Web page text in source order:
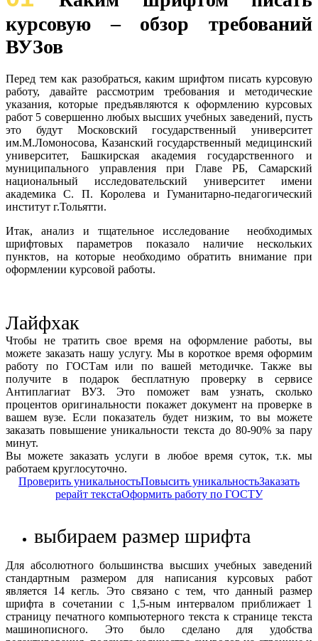
курсовую – обзор требований
ВУЗов
Перед тем как разобраться, каким шрифтом писать курсовую
работу, давайте рассмотрим требования и методические
указания, которые предъявляются к оформлению курсовых
работ 5 совершенно любых высших учебных заведений, пусть
это будут Московский государственный университет
им.М.Ломоносова, Казанский государственный медицинский
университет, Башкирская академия государственного и
муниципального управления при Главе РБ, Самарский
национальный исследовательский университет имени
академика С. П. Королева и Гуманитарно-педагогический
институт г.Тольятти.
Итак, анализ и тщательное исследование необходимых
шрифтовых параметров показало наличие нескольких
пунктов, на которые необходимо обратить внимание при
оформлении курсовой работы.
Лайфхак
Чтобы не тратить свое время на оформление работы, вы
можете заказать нашу услугу. Мы в короткое время оформим
работу по ГОСТам или по вашей методичке. Также вы
получите в подарок бесплатную проверку в сервисе
Антиплагиат ВУЗ. Это поможет вам узнать, сколько
процентов оригинальности покажет документ на проверке в
вашем вузе. Если показатель будет низким, то вы можете
заказать повышение уникальности текста до 80-90% за пару
минут.
Вы можете заказать услуги в любое время суток, т.к. мы
работаем круглосуточно.
Проверить уникальностьПовысить уникальностьЗаказать
рерайт текстаОформить работу по ГОСТУ
выбираем размер шрифта
Для абсолютного большинства высших учебных заведений
стандартным размером для написания курсовых работ
является 14 кегль. Это связано с тем, что данный размер
шрифта в сочетании с 1,5-ным интервалом приближает 1
страницу печатного компьютерного текста к странице текста
машинописного. Это было сделано для удобства